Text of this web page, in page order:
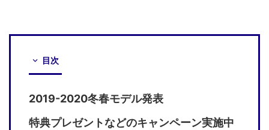
目次
2019-2020冬春モデル発表
特典プレゼントなどのキャンペーン実施中